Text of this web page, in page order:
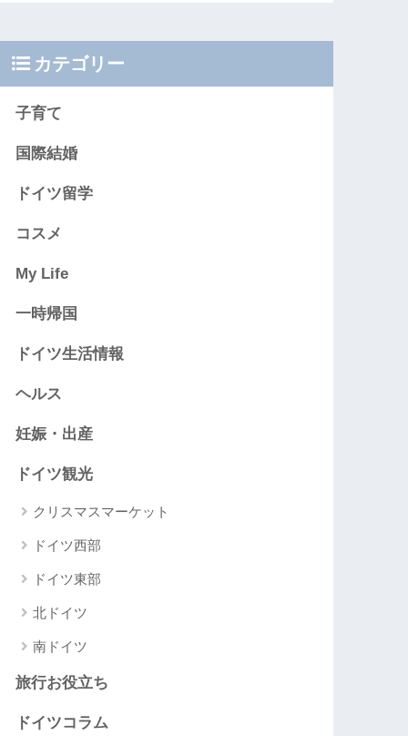
カテゴリー
子育て
国際結婚
ドイツ留学
コスメ
My Life
一時帰国
ドイツ生活情報
ヘルス
妊娠・出産
ドイツ観光
クリスマスマーケット
ドイツ西部
ドイツ東部
北ドイツ
南ドイツ
旅行お役立ち
ドイツコラム